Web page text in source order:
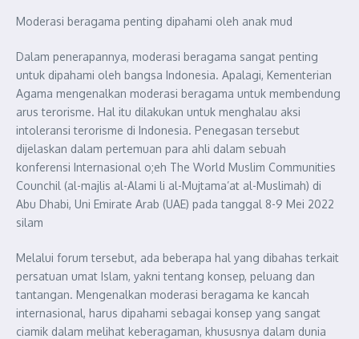
Moderasi beragama penting dipahami oleh anak mud
Dalam penerapannya, moderasi beragama sangat penting
untuk dipahami oleh bangsa Indonesia. Apalagi, Kementerian
Agama mengenalkan moderasi beragama untuk membendung
arus terorisme. Hal itu dilakukan untuk menghalau aksi
intoleransi terorisme di Indonesia. Penegasan tersebut
dijelaskan dalam pertemuan para ahli dalam sebuah
konferensi Internasional o;eh The World Muslim Communities
Counchil (al-majlis al-Alami li al-Mujtama’at al-Muslimah) di
Abu Dhabi, Uni Emirate Arab (UAE) pada tanggal 8-9 Mei 2022
silam
Melalui forum tersebut, ada beberapa hal yang dibahas terkait
persatuan umat Islam, yakni tentang konsep, peluang dan
tantangan. Mengenalkan moderasi beragama ke kancah
internasional, harus dipahami sebagai konsep yang sangat
ciamik dalam melihat keberagaman, khususnya dalam dunia